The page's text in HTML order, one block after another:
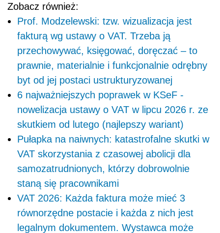
Zobacz również:
Prof. Modzelewski: tzw. wizualizacja jest
fakturą wg ustawy o VAT. Trzeba ją
przechowywać, księgować, doręczać – to
prawnie, materialnie i funkcjonalnie odrębny
byt od jej postaci ustrukturyzowanej
6 najważniejszych poprawek w KSeF -
nowelizacja ustawy o VAT w lipcu 2026 r. ze
skutkiem od lutego (najlepszy wariant)
Pułapka na naiwnych: katastrofalne skutki w
VAT skorzystania z czasowej abolicji dla
samozatrudnionych, którzy dobrowolnie
staną się pracownikami
VAT 2026: Każda faktura może mieć 3
równorzędne postacie i każda z nich jest
legalnym dokumentem. Wystawca może